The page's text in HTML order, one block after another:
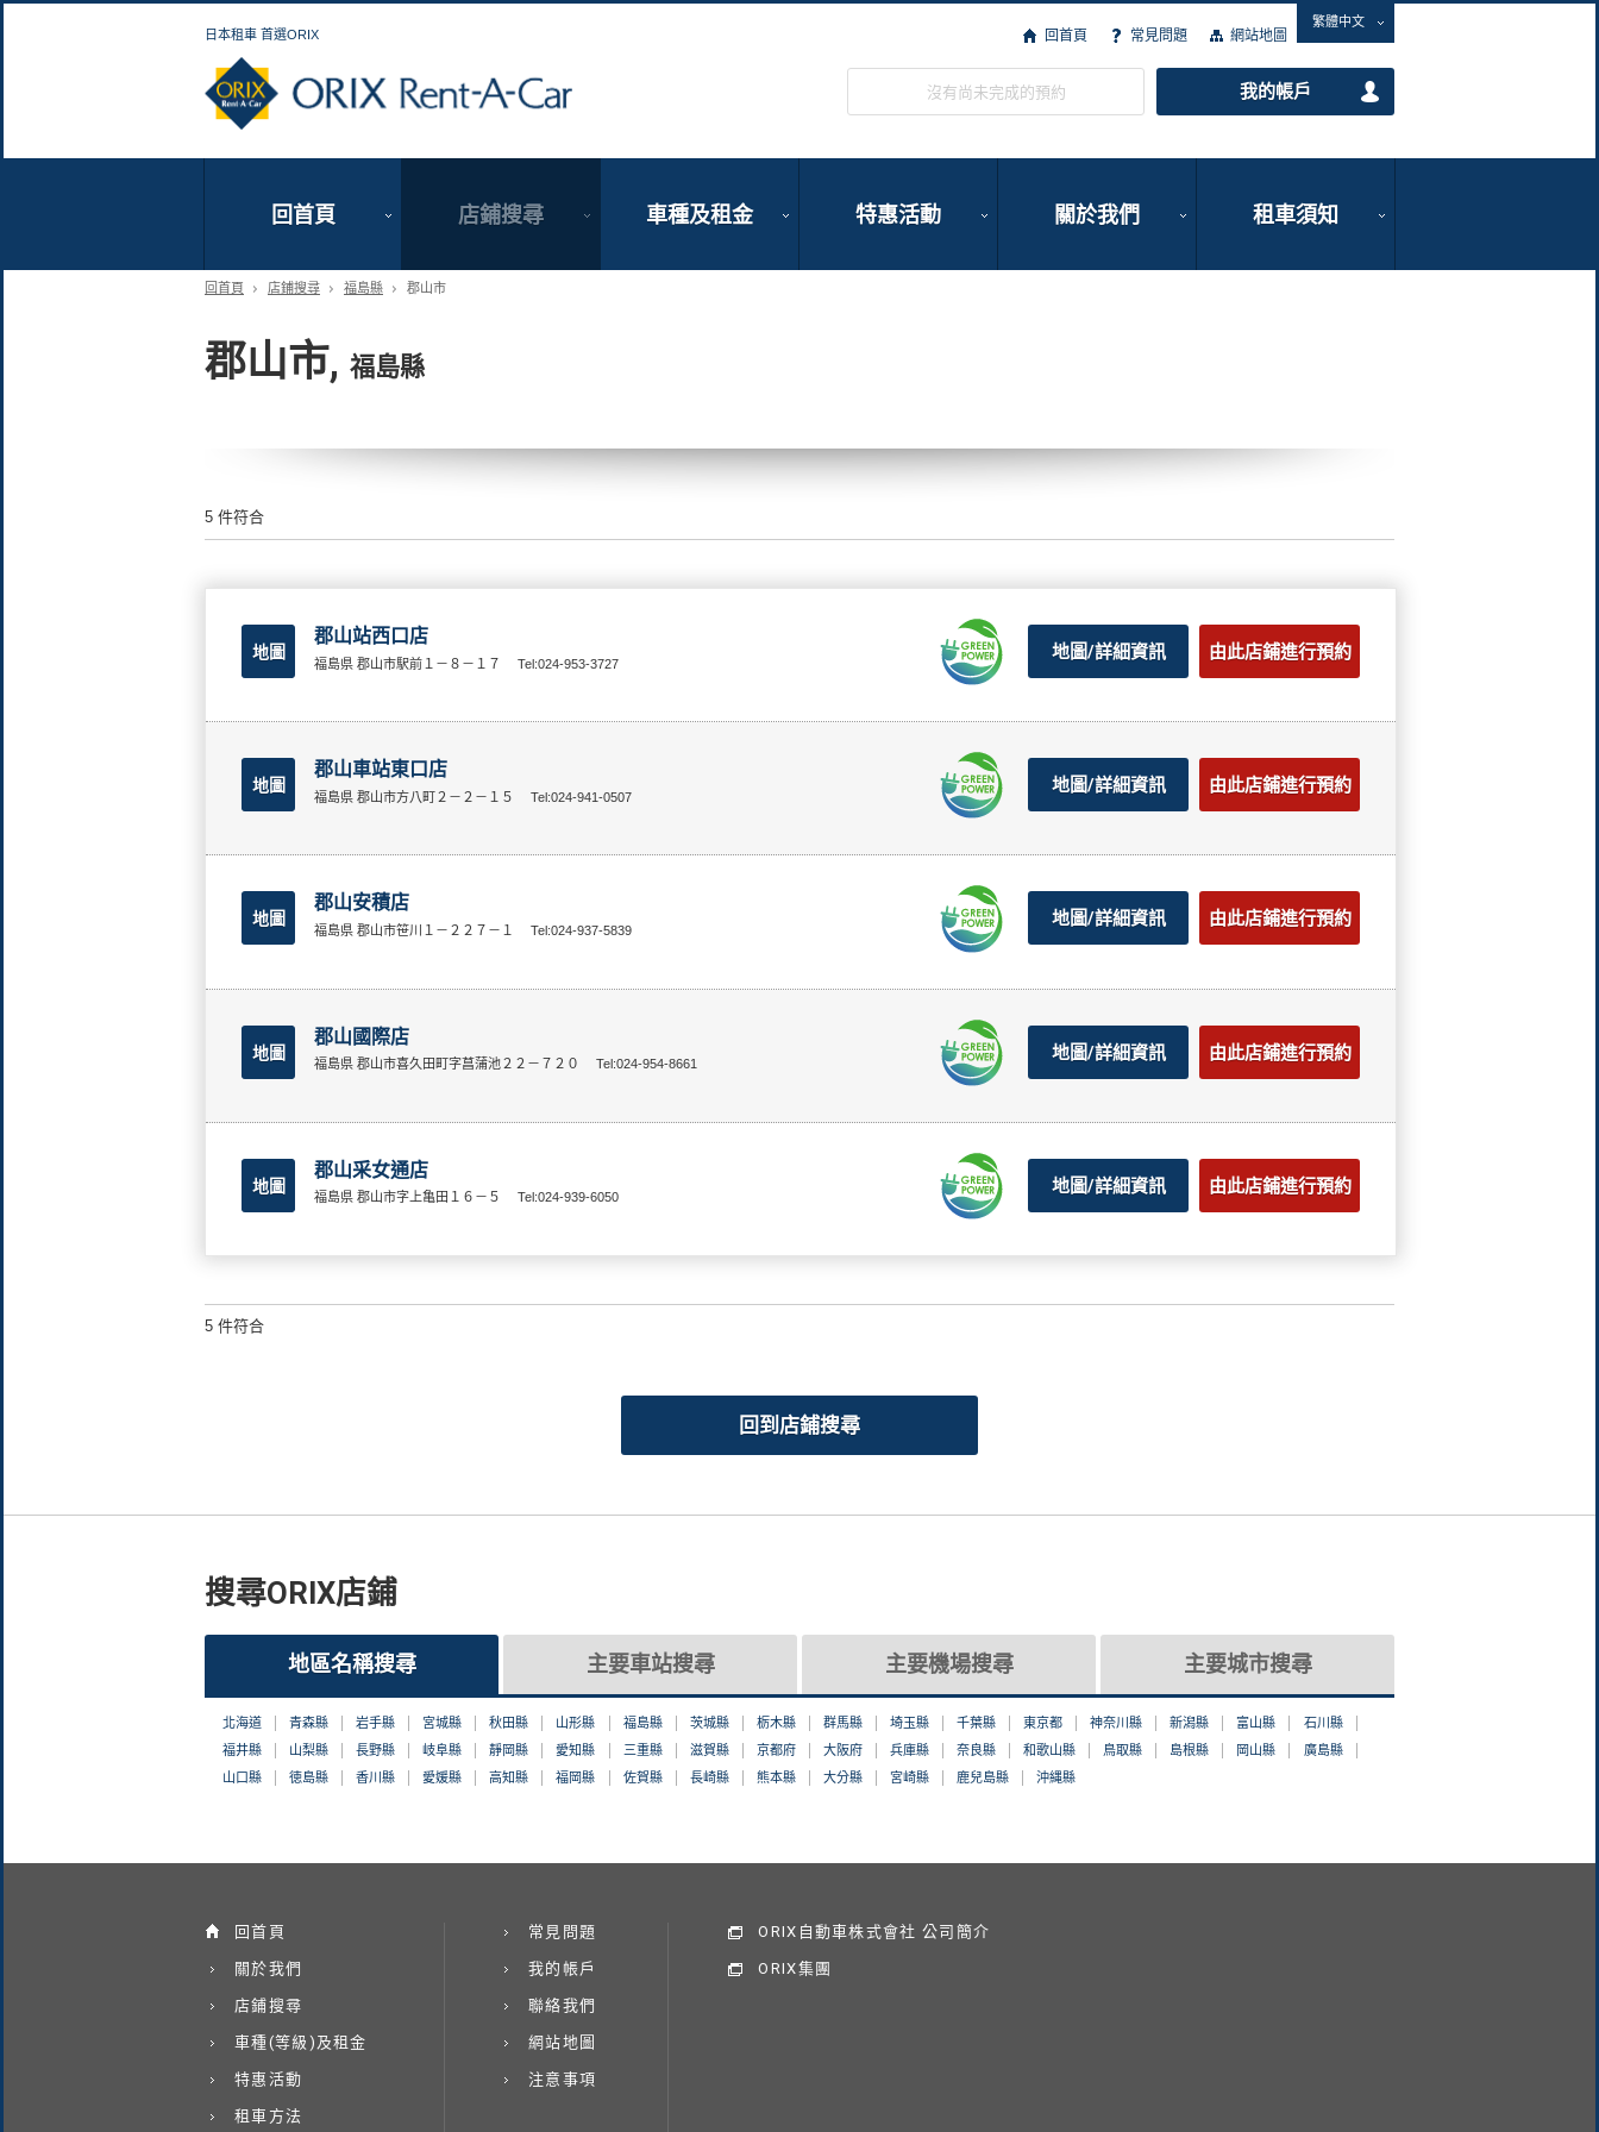
日本租車 首選ORIX 回首頁 常見問題 網站地圖
繁體中文
沒有尚未完成的預約 我的帳戶
回首頁 店鋪搜尋 車種及租金 特惠活動 關於我們 租車須知
回首頁 店鋪搜尋 福島縣 郡山市
郡山市, 福島縣
5 件符合
地圖
郡山站西口店
福島県 郡山市駅前１－８－１７ Tel:024-953-3727
地圖/詳細資訊 由此店鋪進行預約
地圖
郡山車站東口店
福島県 郡山市方八町２－２－１５ Tel:024-941-0507
地圖/詳細資訊 由此店鋪進行預約
地圖
郡山安積店
福島県 郡山市笹川１－２２７－１ Tel:024-937-5839
地圖/詳細資訊 由此店鋪進行預約
地圖
郡山國際店
福島県 郡山市喜久田町字菖蒲池２２－７２０ Tel:024-954-8661
地圖/詳細資訊 由此店鋪進行預約
地圖
郡山采女通店
福島県 郡山市字上亀田１６－５ Tel:024-939-6050
地圖/詳細資訊 由此店鋪進行預約
5 件符合
回到店鋪搜尋
搜尋ORIX店鋪
地區名稱搜尋 主要車站搜尋 主要機場搜尋 主要城市搜尋
北海道 青森縣 岩手縣 宮城縣 秋田縣 山形縣 福島縣 茨城縣 栃木縣 群馬縣 埼玉縣 千葉縣 東京都 神奈川縣 新潟縣 富山縣
石川縣
福井縣
山梨縣 長野縣 岐阜縣 靜岡縣 愛知縣 三重縣 滋賀縣 京都府 大阪府 兵庫縣 奈良縣 和歌山縣 鳥取縣 島根縣 岡山縣
廣島縣
山口縣
徳島縣 香川縣 愛媛縣 高知縣 福岡縣 佐賀縣 長崎縣 熊本縣 大分縣 宮崎縣 鹿兒島縣 沖縄縣
回首頁
關於我們
店鋪搜尋
車種(等級)及租金
特惠活動
租車方法
常見問題
我的帳戶
聯絡我們
網站地圖
注意事項
ORIX自動車株式會社 公司簡介
ORIX集團